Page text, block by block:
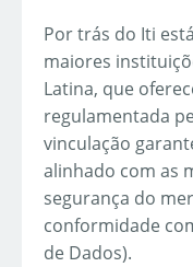
Por trás do Iti
maiores
Latina, que
regulamentada
vinculação
alinhado com as
segurança do
conformidade
de Dados).